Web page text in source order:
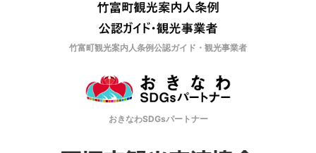
竹富町観光案内人条例公認ガイド・観光事業者
おきなわSDGsパートナー